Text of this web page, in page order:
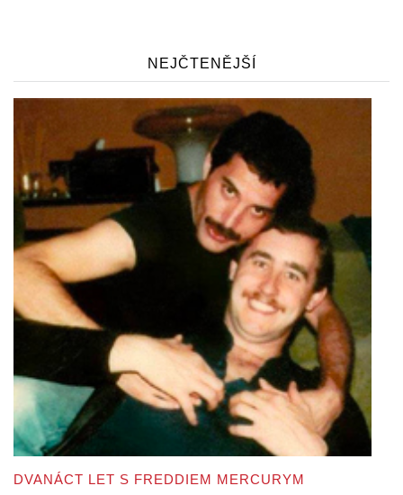
NEJČTENĚJŠÍ
DVANÁCT LET S FREDDIEM MERCURYM